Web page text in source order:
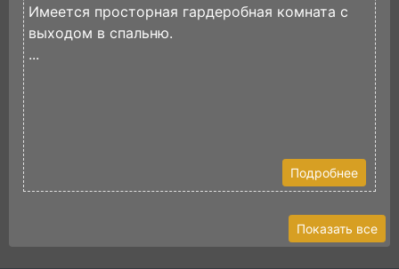
Имеется просторная гардеробная комната с
выходом в спальню.
...
Подробнее
Показать все